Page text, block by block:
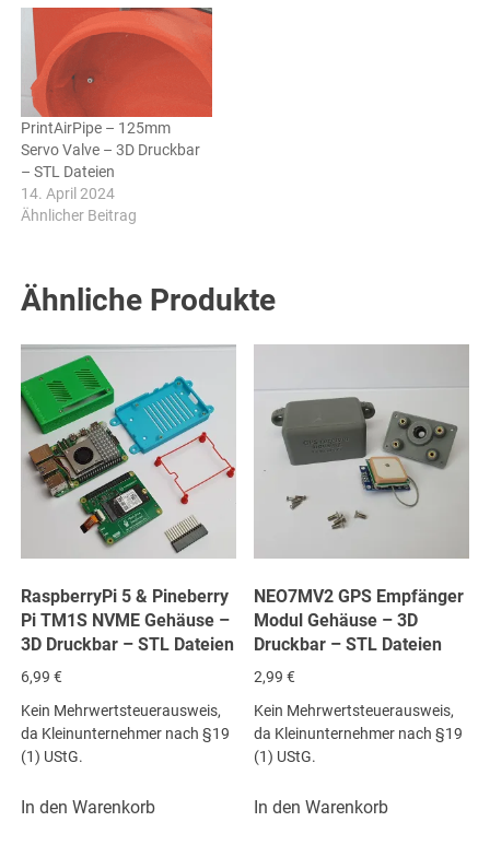
PrintAirPipe – 125mm
Servo Valve – 3D Druckbar
– STL Dateien
14. April 2024
Ähnlicher Beitrag
Ähnliche Produkte
RaspberryPi 5 & Pineberry
Pi TM1S NVME Gehäuse –
3D Druckbar – STL Dateien
6,99€
Kein Mehrwertsteuerausweis,
da Kleinunternehmer nach §19
(1) UStG.
In den Warenkorb
NEO7MV2 GPS Empfänger
Modul Gehäuse – 3D
Druckbar – STL Dateien
2,99€
Kein Mehrwertsteuerausweis,
da Kleinunternehmer nach §19
(1) UStG.
In den Warenkorb